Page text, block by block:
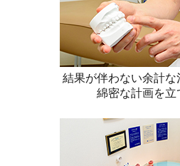
結果が伴わない余計な
綿密な計画を立